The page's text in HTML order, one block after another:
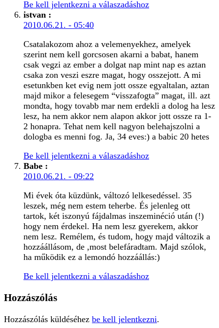
Be kell jelentkezni a válaszadáshoz
istvan :
2010.06.21. - 05:40
Csatalakozom ahoz a velemenyekhez, amelyek
szerint nem kell gorcsosen akarni a babat, hanem
csak vegzi az ember a dolgat nap mint nap es aztan
csaka zon veszi eszre magat, hogy osszejott. A mi
esetunkben ket evig nem jott ossze egyaltalan, aztan
majd mikor a felesegem “visszafogta” magat, ill. azt
mondta, hogy tovabb mar nem erdekli a dolog ha lesz
lesz, ha nem akkor nem alapon akkor jott ossze ra 1-
2 honapra. Tehat nem kell nagyon belehajszolni a
dologba es menni fog. Ja, 34 eves:) a babic 20 hetes
Be kell jelentkezni a válaszadáshoz
Babe :
2010.06.21. - 09:22
Mi évek óta küzdünk, változó lelkesedéssel. 35
leszek, még nem estem teherbe. És jelenleg ott
tartok, két iszonyú fájdalmas inszeminéció után (!)
hogy nem érdekel. Ha nem lesz gyerekem, akkor
nem lesz. Remélem, és tudom, hogy majd változik a
hozzáállásom, de ,most belefáradtam. Majd szólok,
ha működik ez a lemondó hozzáállás:)
Be kell jelentkezni a válaszadáshoz
Hozzászólás
Hozzászólás küldéséhez be kell jelentkezni.